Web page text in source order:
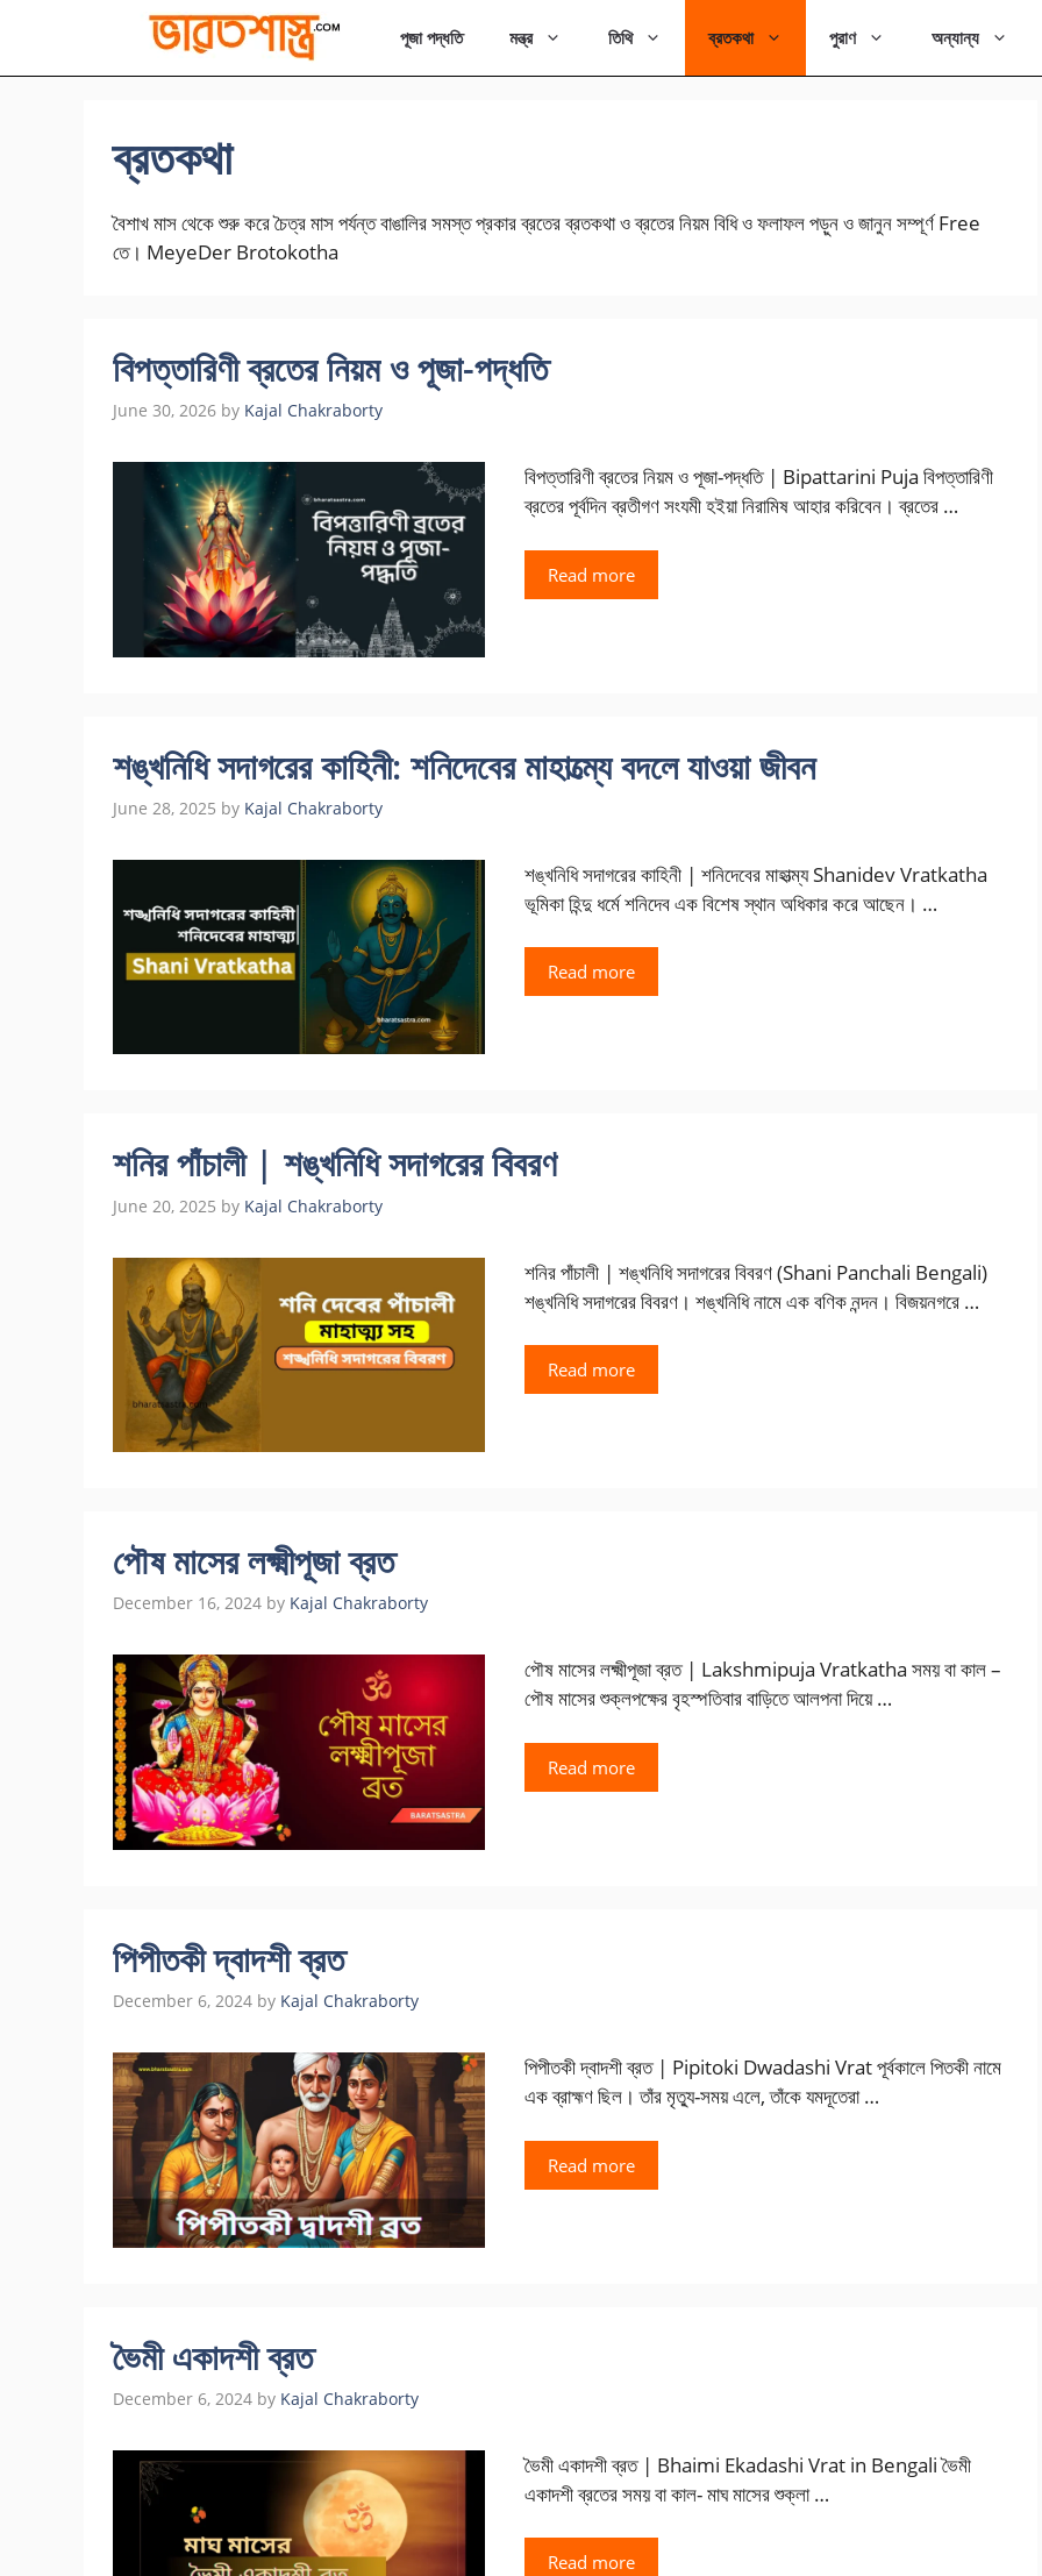
content
পূজা পদ্ধতি মন্ত্র তিথি ব্রতকথা পুরাণ অন্যান্য
ব্রতকথা
বৈশাখ মাস থেকে শুরু করে চৈত্র মাস পর্যন্ত বাঙালির সমস্ত প্রকার ব্রতের ব্রতকথা ও ব্রতের নিয়ম বিধি ও ফলাফল পড়ুন ও জানুন সম্পূর্ণ Free
তে। MeyeDer Brotokotha
বিপত্তারিণী ব্রতের নিয়ম ও পূজা-পদ্ধতি
June 30, 2026 by Kajal Chakraborty
বিপত্তারিণী ব্রতের নিয়ম ও পূজা-পদ্ধতি | Bipattarini Puja বিপত্তারিণী
ব্রতের পূর্বদিন ব্রতীগণ সংযমী হইয়া নিরামিষ আহার করিবেন। ব্রতের …
Read more
শঙ্খনিধি সদাগরের কাহিনী: শনিদেবের মাহাত্ম্যে বদলে যাওয়া জীবন
June 28, 2025 by Kajal Chakraborty
শঙ্খনিধি সদাগরের কাহিনী | শনিদেবের মাহাত্ম্য Shanidev Vratkatha
ভূমিকা হিন্দু ধর্মে শনিদেব এক বিশেষ স্থান অধিকার করে আছেন। …
Read more
শনির পাঁচালী | শঙ্খনিধি সদাগরের বিবরণ
June 20, 2025 by Kajal Chakraborty
শনির পাঁচালী | শঙ্খনিধি সদাগরের বিবরণ (Shani Panchali Bengali)
শঙ্খনিধি সদাগরের বিবরণ। শঙ্খনিধি নামে এক বণিক নন্দন। বিজয়নগরে …
Read more
পৌষ মাসের লক্ষ্মীপূজা ব্রত
December 16, 2024 by Kajal Chakraborty
পৌষ মাসের লক্ষ্মীপূজা ব্রত | Lakshmipuja Vratkatha সময় বা কাল –
পৌষ মাসের শুক্লপক্ষের বৃহস্পতিবার বাড়িতে আলপনা দিয়ে …
Read more
পিপীতকী দ্বাদশী ব্রত
December 6, 2024 by Kajal Chakraborty
পিপীতকী দ্বাদশী ব্রত | Pipitoki Dwadashi Vrat পূর্বকালে পিতকী নামে
এক ব্রাহ্মণ ছিল। তাঁর মৃত্যু-সময় এলে, তাঁকে যমদূতেরা …
Read more
ভৈমী একাদশী ব্রত
December 6, 2024 by Kajal Chakraborty
ভৈমী একাদশী ব্রত | Bhaimi Ekadashi Vrat in Bengali ভৈমী
একাদশী ব্রতের সময় বা কাল- মাঘ মাসের শুক্লা …
Read more